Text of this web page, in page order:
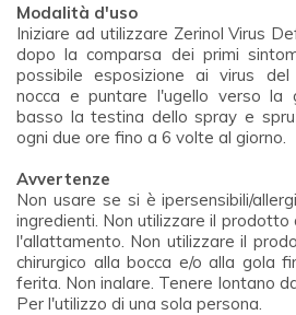
Modalità d'uso
Iniziare ad utilizzare Zerinol Virus
dopo la comparsa dei primi
possibile esposizione ai virus
nocca e puntare l'ugello verso la
basso la testina dello spray e
ogni due ore fino a 6 volte al giorno.
Avvertenze
Non usare se si è ipersensibili/
ingredienti. Non utilizzare il prodotto
l'allattamento. Non utilizzare il
chirurgico alla bocca e/o alla gola
ferita. Non inalare. Tenere lontano
Per l'utilizzo di una sola persona.